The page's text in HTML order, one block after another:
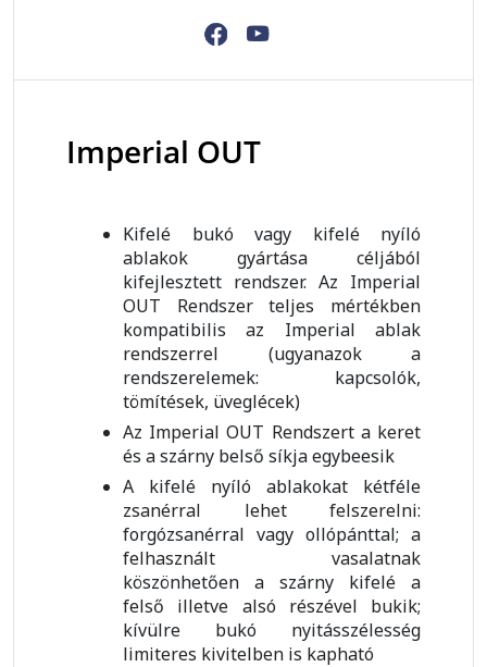
Imperial OUT
Kifelé bukó vagy kifelé nyíló
ablakok gyártása céljából
kifejlesztett rendszer. Az Imperial
OUT Rendszer teljes mértékben
kompatibilis az Imperial ablak
rendszerrel (ugyanazok a
rendszerelemek: kapcsolók,
tömítések, üveglécek)
Az Imperial OUT Rendszert a keret
és a szárny belső síkja egybeesik
A kifelé nyíló ablakokat kétféle
zsanérral lehet felszerelni:
forgózsanérral vagy ollópánttal; a
felhasznált vasalatnak
köszönhetően a szárny kifelé a
felső illetve alsó részével bukik;
kívülre bukó nyitásszélesség
limiteres kivitelben is kapható